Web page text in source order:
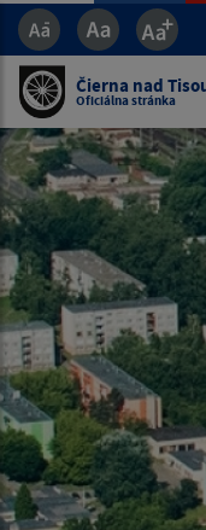
Čierna nad
Oficiálna stránka